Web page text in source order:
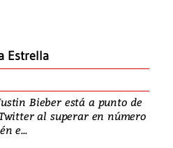
Estrella
Bieber está a punto de
al superar en número
e...